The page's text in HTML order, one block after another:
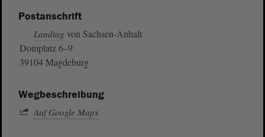
Postanschrift
Landtag von Sachsen-Anhalt
Domplatz 6–9
39104 Magdeburg
Wegbeschreibung
Auf Google Maps